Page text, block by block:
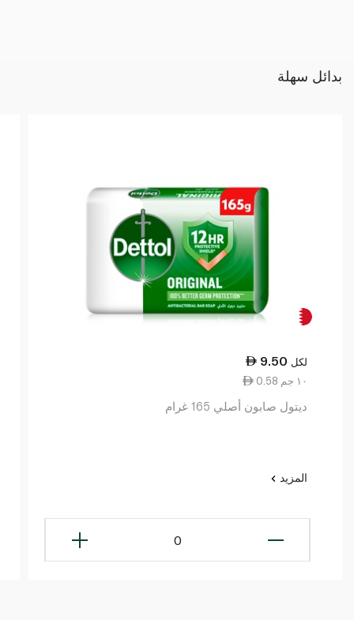
بدائل سهلة
9.50 لكل
0.58 ١٠ جم
ديتول صابون أصلي 165 غرام
المزيد
0